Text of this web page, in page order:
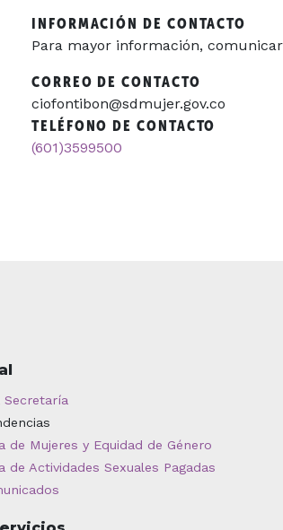
INFORMACIÓN DE CONTACTO
Para mayor información,
CORREO DE CONTACTO
ciofontibon@sdmujer.gov.co
TELÉFONO DE CONTACTO
(601)3599500
de Mujeres y Equidad de Género
de Actividades Sexuales Pagadas